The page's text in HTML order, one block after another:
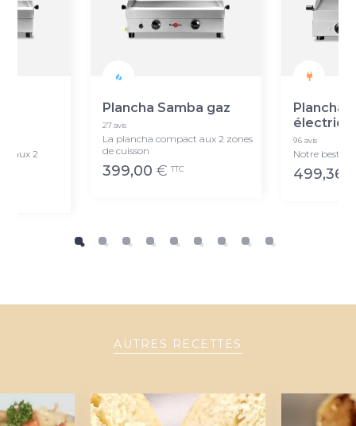
aux 2
Plancha Samba gaz
27 avis
La plancha compact aux 2 zones
de cuisson
399,00 € TTC
Plancha
96 avis
Notre best-
499,36
AUTRES RECETTES